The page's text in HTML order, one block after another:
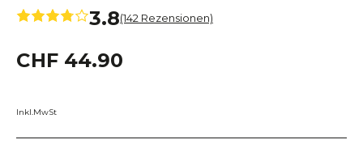
3.8(142 Rezensionen)
CHF 44.90
Inkl.MwSt